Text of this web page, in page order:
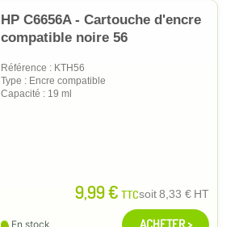
HP C6656A - Cartouche d'encre
compatible noire 56
Référence : KTH56
Type : Encre compatible
Capacité : 19 ml
9,99 € TTCsoit8,33 € HT
En stock